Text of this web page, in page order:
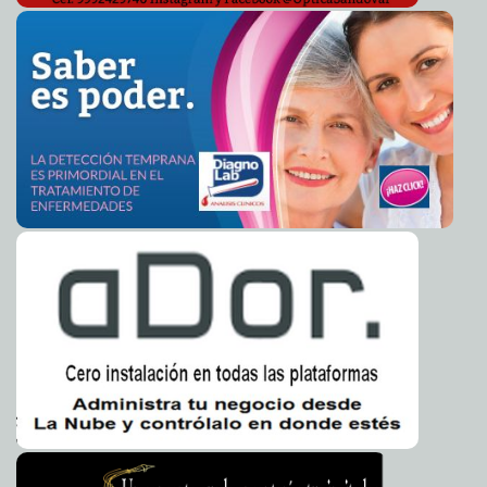
Menéndez
Patrimonio de los meridanos Juan Gabriel Ceballos Uc
2010-06-22 09:41:13 Inició oficialmente el proceso de transición en Motul A7
2010-06-22 09:38:50 Ejercen acción penal contra dos presuntos
responsables de delitos contra la salud detenidos en Progreso A7
Concluye la PGR curso de actualización sobre lavado
2010-06-22 09:17:33 Buscan establecer estándares para la medición,
reporte y verificación de emisiones de carbonoA7
2010-06-22 09:06:13 Ameritan cuidado especial los dientes de diabéticos:
IMSS A7
Probabilidad de lluvias en la semana
2010-06-19 09:30:00 Gobiernos que mienten, "autoridades" que calumnian
2010-06-18 23:00:00 Don Dinero se escabulle Guardiano Delatorre S.J.
Jorge Montalvo Duarte
2010-06-18 23:00:00 Innecesaria burocracia Lois Izquierdo
2010-06-18 23:00:00 Peritos dictaminan a favor de Wafé Kuri Torre
Montalvo Duarte
2010-06-18 23:00:00 Jugando a gastar el dinero de todos